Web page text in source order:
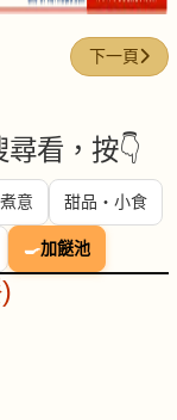
下一篇文章
下一頁
看，按👇
意 甜品・小食
🍳加餸池